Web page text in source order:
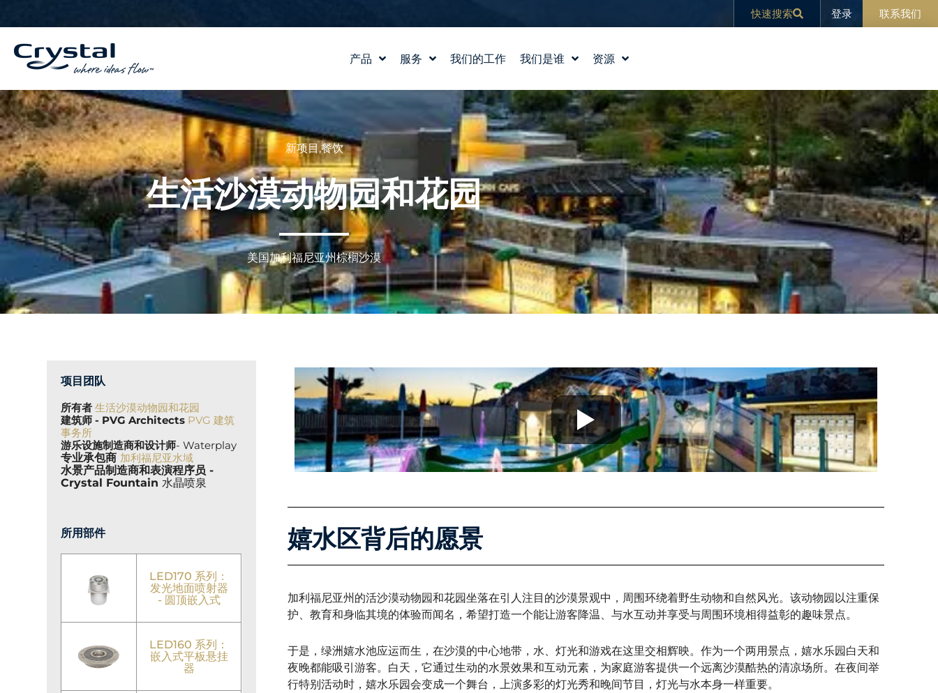
容
至
快速搜索 登录 联系我们
产品 服务
水景设计
产品和技术支持
我们的工作 我们是谁
我们的故事
我们的价值观
认识我们的团队
职业生涯
资源
教育
博客
新闻
新项目 ,餐饮
生活沙漠动物园和花园
美国加利福尼亚州棕榈沙漠
项目团队
所有者生活沙漠动物园和花园
建筑师 - PVG Architects PVG 建筑
事务所
游乐设施制造商和设计师- Waterplay
专业承包商 加利福尼亚水域
水景产品制造商和表演程序员-
Crystal Fountain水晶喷泉
所用部件
LED170 系列：
发光地面喷射器
- 圆顶嵌入式
LED160 系列：
嵌入式平板悬挂
器
嬉水区背后的愿景
加利福尼亚州的活沙漠动物园和花园坐落在引人注目的沙漠景观中，周围环绕着野生动物和自然风光。该动物园以注重保
护、教育和身临其境的体验而闻名，希望打造一个能让游客降温、与水互动并享受与周围环境相得益彰的趣味景点。
于是，绿洲嬉水池应运而生，在沙漠的中心地带，水、灯光和游戏在这里交相辉映。作为一个两用景点，嬉水乐园白天和
夜晚都能吸引游客。白天，它通过生动的水景效果和互动元素，为家庭游客提供一个远离沙漠酷热的清凉场所。在夜间举
行特别活动时，嬉水乐园会变成一个舞台，上演多彩的灯光秀和晚间节目，灯光与水本身一样重要。